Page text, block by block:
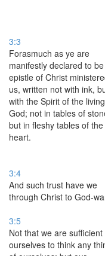
3:3
Forasmuch as ye are
manifestly declared to
epistle of Christ
us, written not with ink,
with the Spirit of the living
God; not in tables of
but in fleshy tables of the
heart.
3:4
And such trust have we
through Christ to God-
3:5
Not that we are sufficient
ourselves to think any